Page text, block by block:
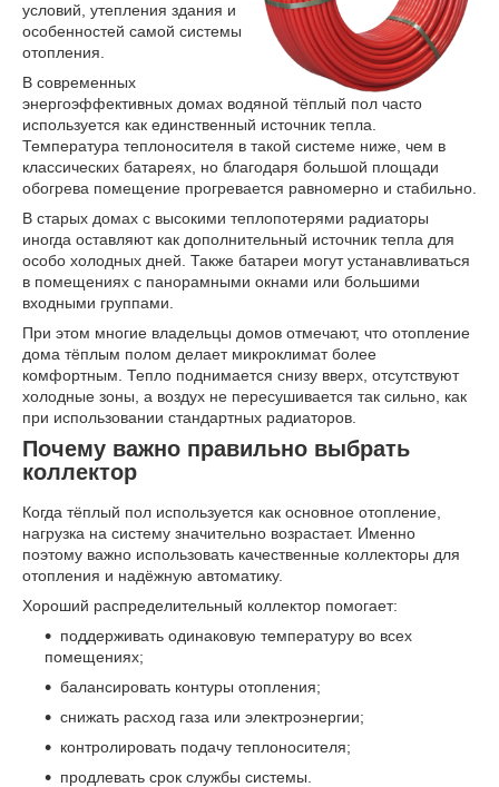
условий, утепления здания и
особенностей самой системы
отопления.
В современных
энергоэффективных домах водяной тёплый пол часто
используется как единственный источник тепла.
Температура теплоносителя в такой системе ниже, чем в
классических батареях, но благодаря большой площади
обогрева помещение прогревается равномерно и стабильно.
В старых домах с высокими теплопотерями радиаторы
иногда оставляют как дополнительный источник тепла для
особо холодных дней. Также батареи могут устанавливаться
в помещениях с панорамными окнами или большими
входными группами.
При этом многие владельцы домов отмечают, что отопление
дома тёплым полом делает микроклимат более
комфортным. Тепло поднимается снизу вверх, отсутствуют
холодные зоны, а воздух не пересушивается так сильно, как
при использовании стандартных радиаторов.
Почему важно правильно выбрать
коллектор
Когда тёплый пол используется как основное отопление,
нагрузка на систему значительно возрастает. Именно
поэтому важно использовать качественные коллекторы для
отопления и надёжную автоматику.
Хороший распределительный коллектор помогает:
поддерживать одинаковую температуру во всех
помещениях;
балансировать контуры отопления;
снижать расход газа или электроэнергии;
контролировать подачу теплоносителя;
продлевать срок службы системы.